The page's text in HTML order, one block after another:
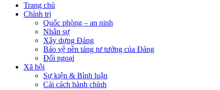
Trang chủ
Chính trị
Quốc phòng – an ninh
Nhân sự
Xây dựng Đảng
Bảo vệ nền tảng tư tưởng của Đảng
Đối ngoại
Xã hội
Sự kiện & Bình luận
Cải cách hành chính